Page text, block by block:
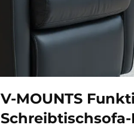
V-MOUNTS